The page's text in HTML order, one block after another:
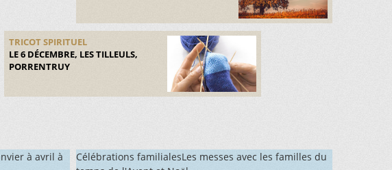
TRICOT SPIRITUEL
LE 6 DÉCEMBRE, LES TILLEULS,
PORRENTRUY
à avril à
Célébrations familialesLes messes avec les familles du